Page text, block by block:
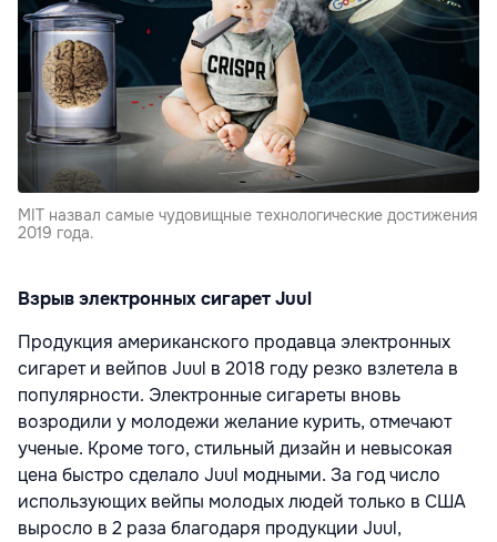
MIT назвал самые чудовищные технологические достижения
2019 года.
Взрыв электронных сигарет Juul
Продукция американского продавца электронных
сигарет и вейпов Juul в 2018 году резко взлетела в
популярности. Электронные сигареты вновь
возродили у молодежи желание курить, отмечают
ученые. Кроме того, стильный дизайн и невысокая
цена быстро сделало Juul модными. За год число
использующих вейпы молодых людей только в США
выросло в 2 раза благодаря продукции Juul,